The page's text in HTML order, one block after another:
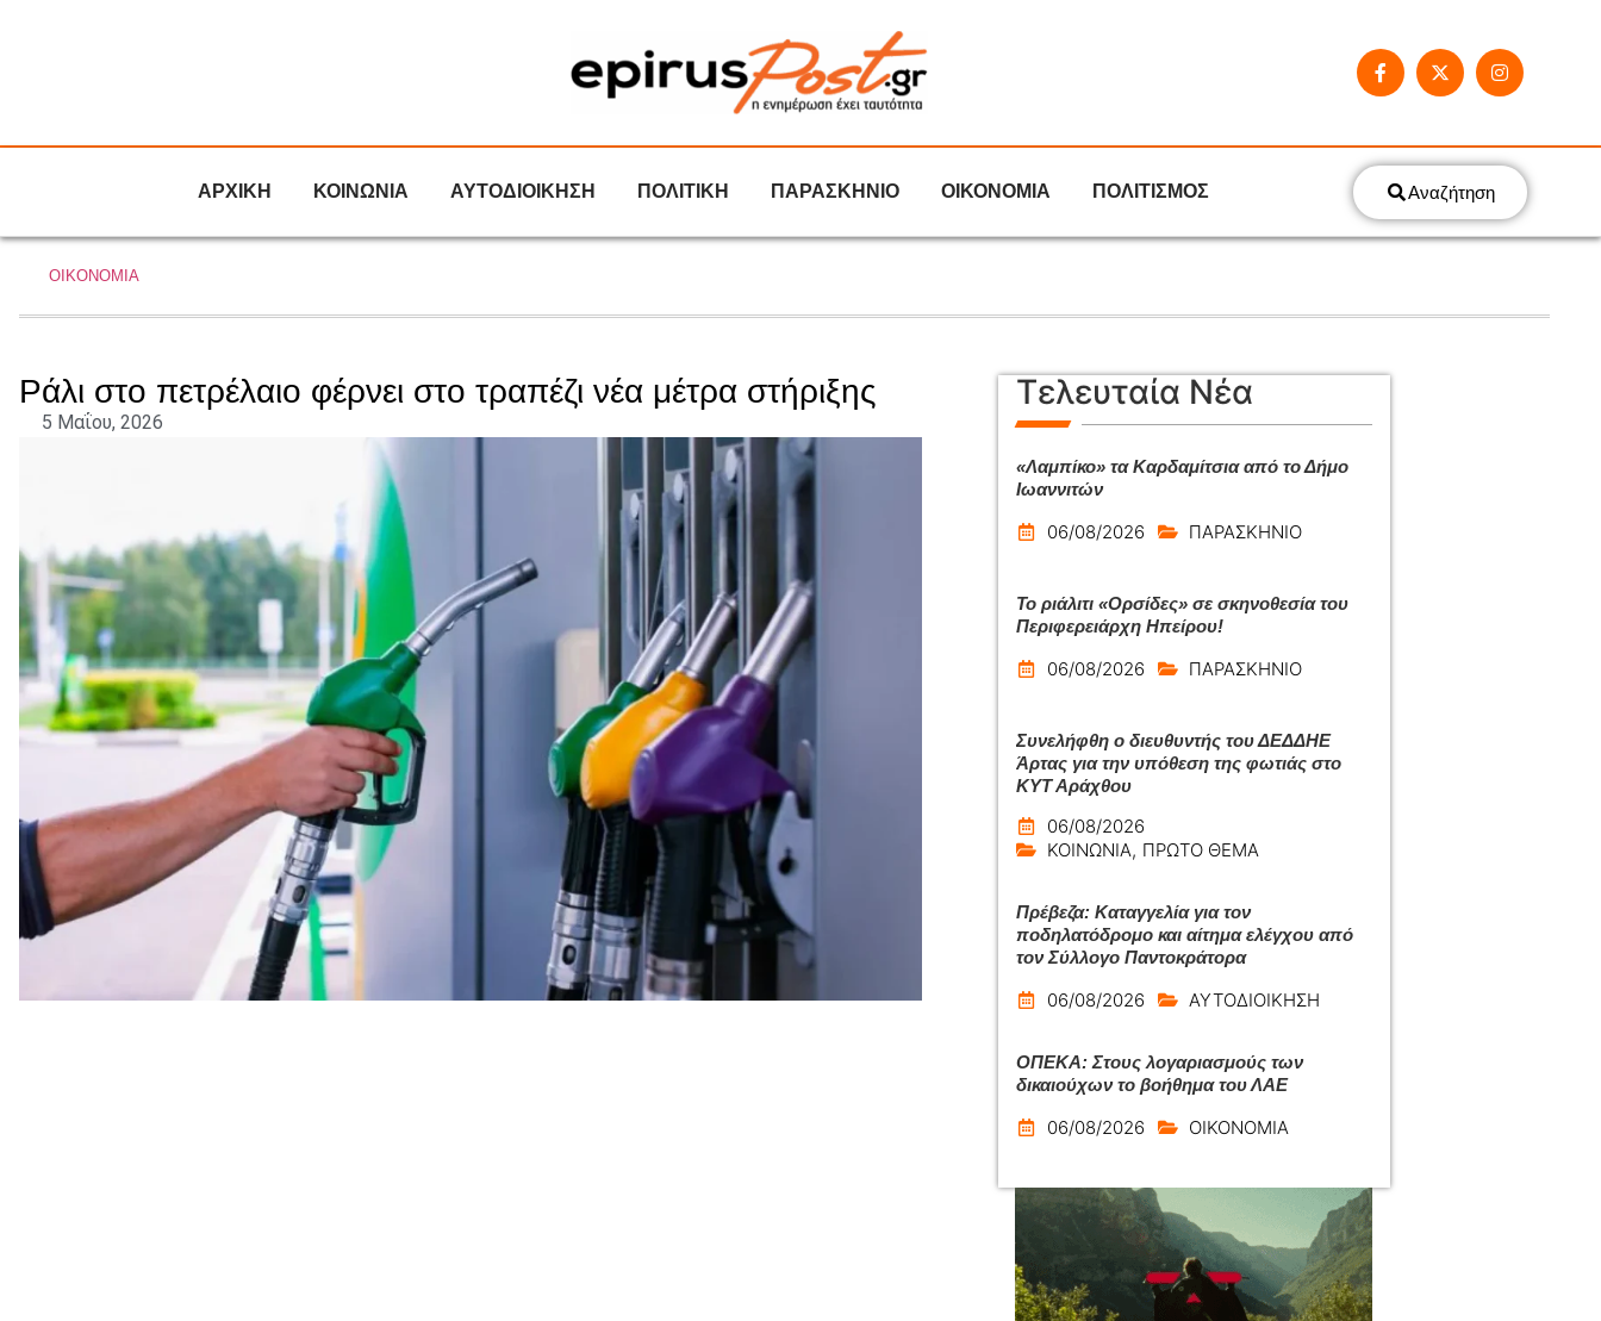
ΑΡΧΙΚΗ ΚΟΙΝΩΝΙΑ ΑΥΤΟΔΙΟΙΚΗΣΗ ΠΟΛΙΤΙΚΗ ΠΑΡΑΣΚΗΝΙΟ ΟΙΚΟΝΟΜΙΑ ΠΟΛΙΤΙΣΜΟΣ Αναζήτηση
ΟΙΚΟΝΟΜΙΑ
Ράλι στο πετρέλαιο φέρνει στο τραπέζι νέα μέτρα στήριξης
5 Μαΐου, 2026
Τελευταία Νέα
«Λαμπίκο» τα Καρδαμίτσια από το Δήμο
Ιωαννιτών
06/08/2026 ΠΑΡΑΣΚΗΝΙΟ
Το ριάλιτι «Ορσίδες» σε σκηνοθεσία του
Περιφερειάρχη Ηπείρου!
06/08/2026 ΠΑΡΑΣΚΗΝΙΟ
Συνελήφθη ο διευθυντής του ΔΕΔΔΗΕ
Άρτας για την υπόθεση της φωτιάς στο
ΚΥΤ Αράχθου
06/08/2026
ΚΟΙΝΩΝΙΑ, ΠΡΩΤΟ ΘΕΜΑ
Πρέβεζα: Καταγγελία για τον
ποδηλατόδρομο και αίτημα ελέγχου από
τον Σύλλογο Παντοκράτορα
06/08/2026 ΑΥΤΟΔΙΟΙΚΗΣΗ
ΟΠΕΚΑ: Στους λογαριασμούς των
δικαιούχων το βοήθημα του ΛΑΕ
06/08/2026 ΟΙΚΟΝΟΜΙΑ